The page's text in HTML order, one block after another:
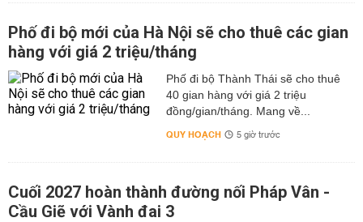
Phố đi bộ mới của Hà Nội sẽ cho thuê các gian
hàng với giá 2 triệu/tháng
Phố đi bộ Thành Thái sẽ cho thuê
40 gian hàng với giá 2 triệu
đồng/gian/tháng. Mang về...
QUY HOẠCH 5 giờ trước
Cuối 2027 hoàn thành đường nối Pháp Vân -
Cầu Giẽ với Vành đai 3